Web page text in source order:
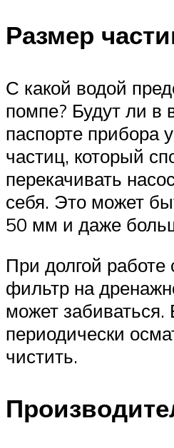
Размер
С какой водой
помпе? Будут ли в
паспорте прибора
частиц, который
перекачивать
себя. Это может
50 мм и даже
При долгой работе
фильтр на
может забиваться.
периодически
чистить.